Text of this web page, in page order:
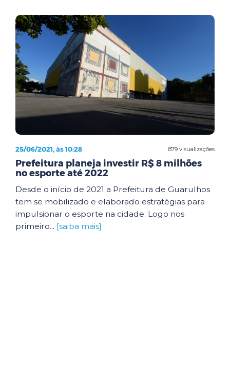
879 visualizações
25/06/2021, às 10:28
Prefeitura planeja investir R$ 8 milhões
no esporte até 2022
Desde o início de 2021 a Prefeitura de Guarulhos
tem se mobilizado e elaborado estratégias para
impulsionar o esporte na cidade. Logo nos
primeiro... [saiba mais]